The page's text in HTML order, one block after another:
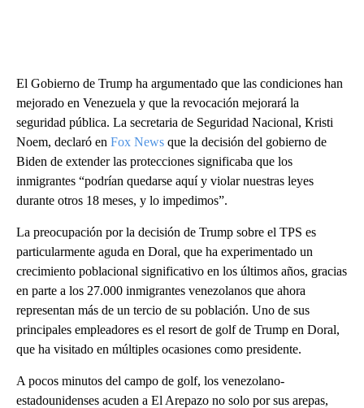
El Gobierno de Trump ha argumentado que las condiciones han
mejorado en Venezuela y que la revocación mejorará la
seguridad pública. La secretaria de Seguridad Nacional, Kristi
Noem, declaró en Fox News que la decisión del gobierno de
Biden de extender las protecciones significaba que los
inmigrantes “podrían quedarse aquí y violar nuestras leyes
durante otros 18 meses, y lo impedimos”.
La preocupación por la decisión de Trump sobre el TPS es
particularmente aguda en Doral, que ha experimentado un
crecimiento poblacional significativo en los últimos años, gracias
en parte a los 27.000 inmigrantes venezolanos que ahora
representan más de un tercio de su población. Uno de sus
principales empleadores es el resort de golf de Trump en Doral,
que ha visitado en múltiples ocasiones como presidente.
A pocos minutos del campo de golf, los venezolano-
estadounidenses acuden a El Arepazo no solo por sus arepas,